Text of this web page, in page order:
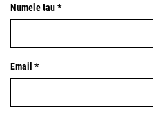
Numele tau *
Email *